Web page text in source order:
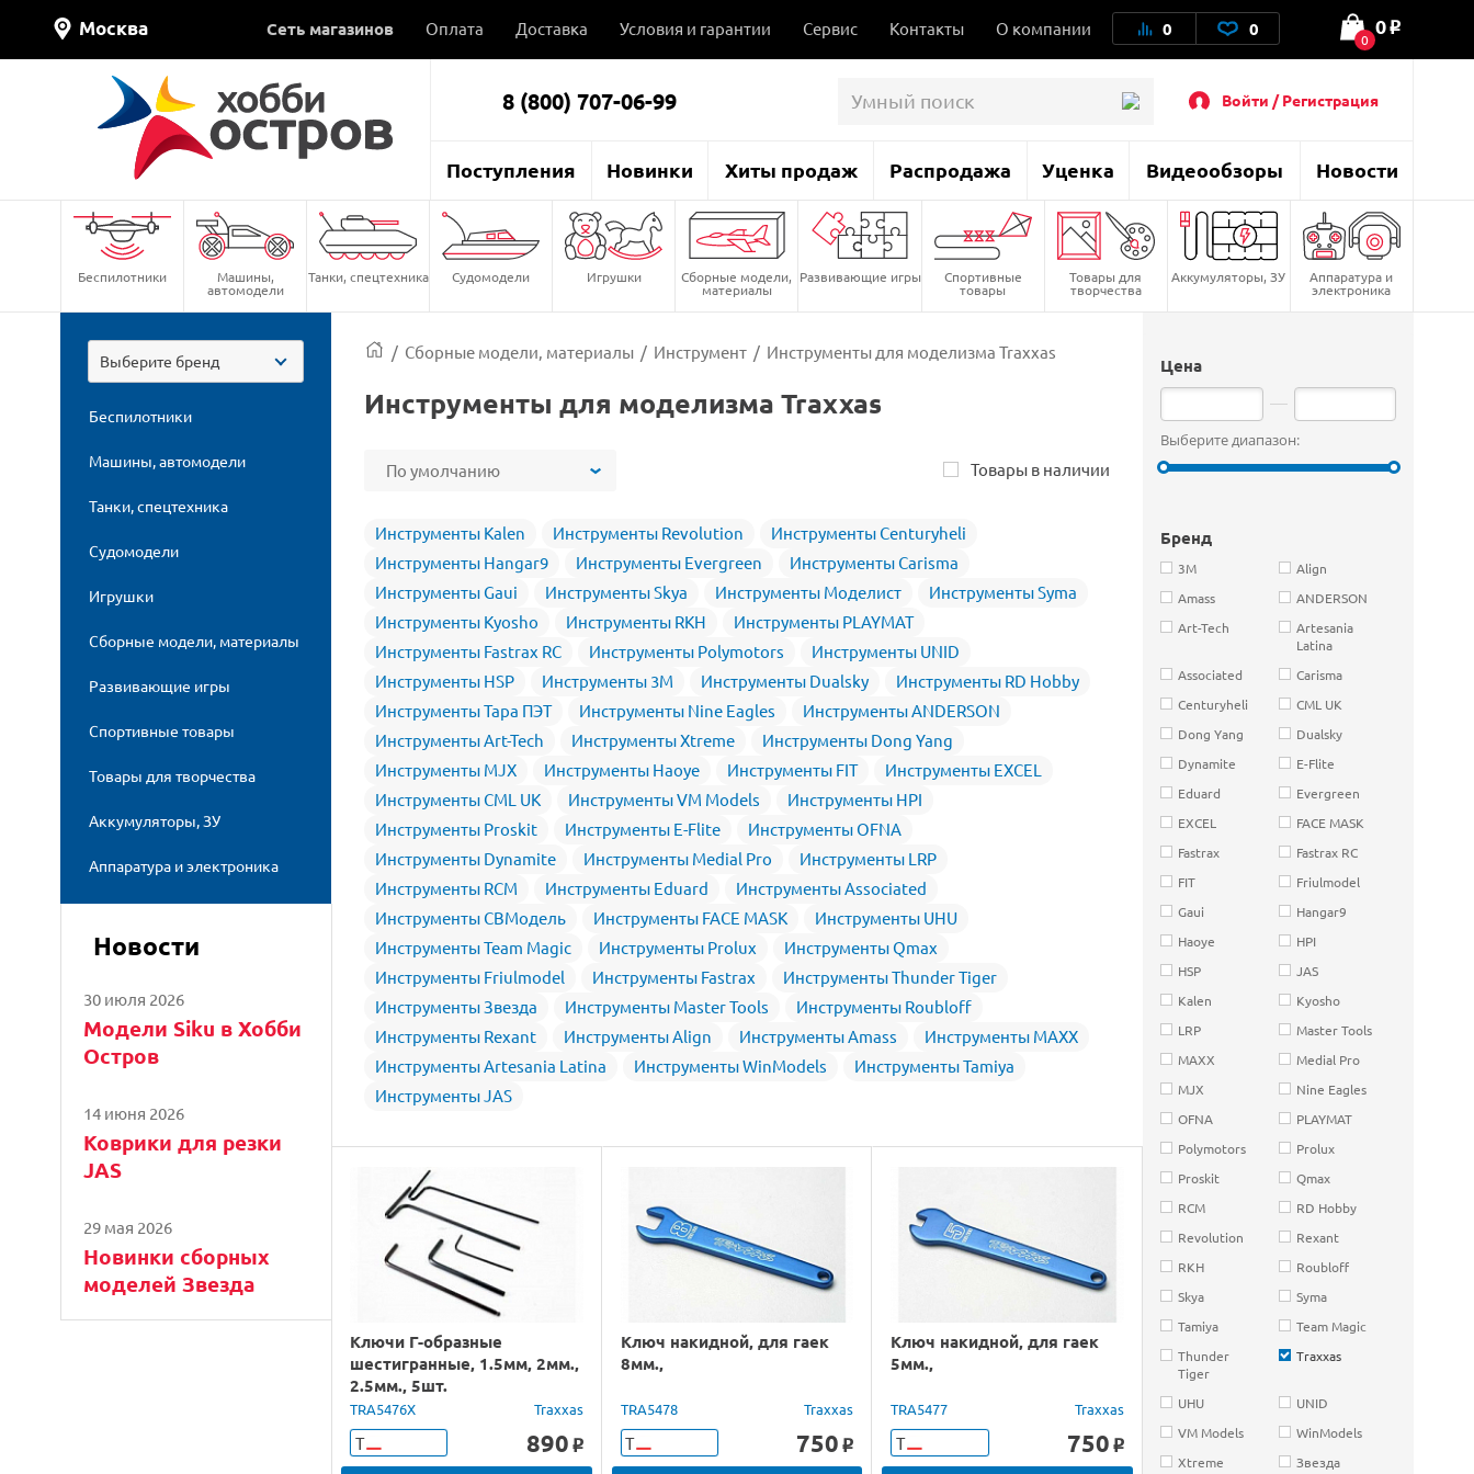
Москва Сеть магазинов Оплата Доставка Условия и гарантии Сервис Контакты О компании 0 0 0
0 o
8 (800) 707-06-99 Войти / Регистрация
Поступления Новинки Хиты продаж Распродажа Уценка Видеообзоры Новости
Беспилотники Машины,
автомодели
Танки, спецтехника Судомодели Игрушки Сборные модели,
материалы
Развивающие игры Спортивные
товары
Товары для
творчества
Аккумуляторы, ЗУ Аппаратура и
электроника
Выберите бренд
Беспилотники
Машины, автомодели
Танки, спецтехника
Судомодели
Игрушки
Сборные модели, материалы
Развивающие игры
Спортивные товары
Товары для творчества
Аккумуляторы, ЗУ
Аппаратура и электроника
Новости
30 июля 2026
Модели Siku в Хобби
Остров
14 июня 2026
Коврики для резки
JAS
29 мая 2026
Новинки сборных
моделей Звезда
Цена
Выберите диапазон:
Бренд
3M
Align
Amass
ANDERSON
Art-Tech
Artesania
Latina
Associated
Carisma
Centuryheli
CML UK
Dong Yang
Dualsky
Dynamite
E-Flite
Eduard
Evergreen
EXCEL
FACE MASK
Fastrax
Fastrax RC
FIT
Friulmodel
Gaui
Hangar9
Haoye
HPI
HSP
JAS
Kalen
Kyosho
LRP
Master Tools
MAXX
Medial Pro
MJX
Nine Eagles
OFNA
PLAYMAT
Polymotors
Prolux
Proskit
Qmax
RCM
RD Hobby
Revolution
Rexant
RKH
Roubloff
Skya
Syma
Tamiya
Team Magic
Thunder
Tiger
Traxxas
UHU
UNID
VM Models
WinModels
Xtreme
Звезда
/ Сборные модели, материалы / Инструмент / Инструменты для моделизма Traxxas
Инструменты для моделизма Traxxas
По умолчанию Товары в наличии
Инструменты Kalen Инструменты Revolution
Инструменты Centuryheli
Инструменты Hangar9
Инструменты Evergreen
Инструменты Carisma
Инструменты Gaui
Инструменты Skya Инструменты Моделист
Инструменты Syma
Инструменты Kyosho
Инструменты RKH
Инструменты PLAYMAT
Инструменты Fastrax RC
Инструменты Polymotors
Инструменты UNID
Инструменты HSP
Инструменты 3M Инструменты Dualsky
Инструменты RD Hobby
Инструменты Тара ПЭТ
Инструменты Nine Eagles
Инструменты ANDERSON
Инструменты Art-Tech
Инструменты Xtreme
Инструменты Dong Yang
Инструменты MJX
Инструменты Haoye Инструменты FIT
Инструменты EXCEL
Инструменты CML UK
Инструменты VM Models
Инструменты HPI
Инструменты Proskit
Инструменты E-Flite
Инструменты OFNA
Инструменты Dynamite
Инструменты Medial Pro
Инструменты LRP
Инструменты RCM
Инструменты Eduard
Инструменты Associated
Инструменты СВМодель
Инструменты FACE MASK
Инструменты UHU
Инструменты Team Magic
Инструменты Prolux
Инструменты Qmax
Инструменты Friulmodel
Инструменты Fastrax
Инструменты Thunder Tiger
Инструменты Звезда
Инструменты Master Tools
Инструменты Roubloff
Инструменты Rexant
Инструменты Align Инструменты Amass
Инструменты MAXX
Инструменты Artesania Latina
Инструменты WinModels
Инструменты Tamiya
Инструменты JAS
Ключи Г-образные
шестигранные, 1.5мм, 2мм.,
2.5мм., 5шт.
TRA5476X Traxxas
Т 890 o
Ключ накидной, для гаек
8мм.,
TRA5478 Traxxas
Т 750 o
Ключ накидной, для гаек
5мм.,
TRA5477 Traxxas
Т 750 o